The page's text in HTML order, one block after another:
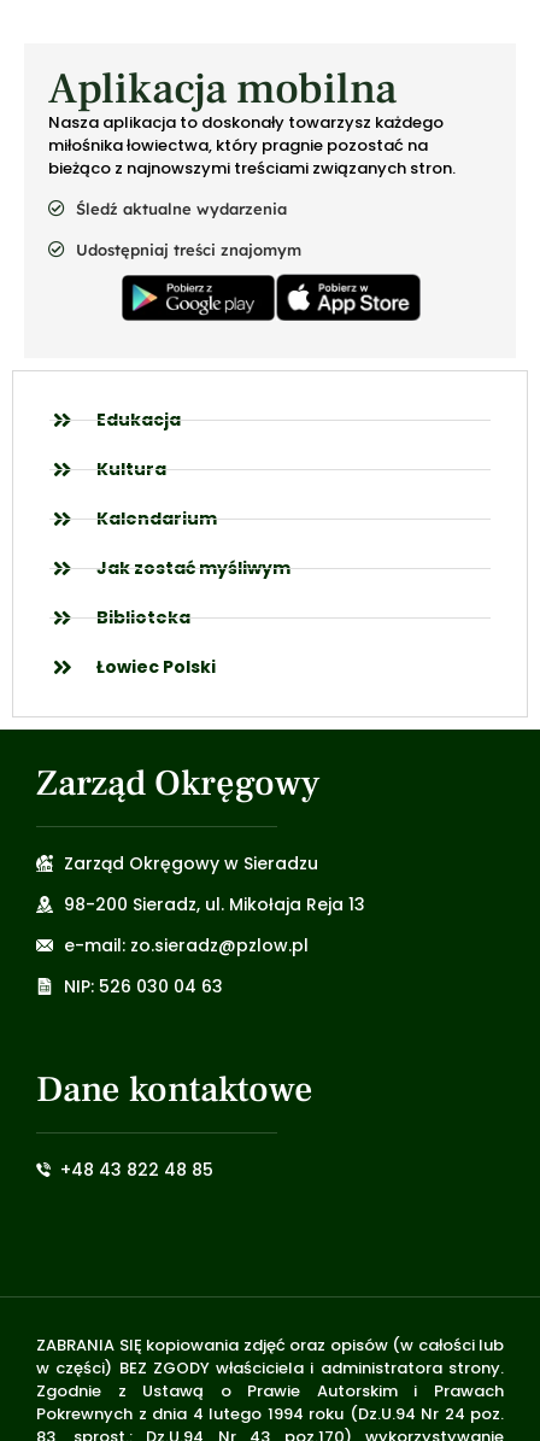
Aplikacja mobilna
Nasza aplikacja to doskonały towarzysz każdego
miłośnika łowiectwa, który pragnie pozostać na
bieżąco z najnowszymi treściami związanych stron.
Śledź aktualne wydarzenia
Udostępniaj treści znajomym
Edukacja
Kultura
Kalendarium
Jak zostać myśliwym
Biblioteka
Łowiec Polski
Zarząd Okręgowy
Zarząd Okręgowy w Sieradzu
98-200 Sieradz, ul. Mikołaja Reja 13
e-mail: zo.sieradz@pzlow.pl
NIP: 526 030 04 63
Dane kontaktowe
+48 43 822 48 85
ZABRANIA SIĘ kopiowania zdjęć oraz opisów (w całości lub
w części) BEZ ZGODY właściciela i administratora strony.
Zgodnie z Ustawą o Prawie Autorskim i Prawach
Pokrewnych z dnia 4 lutego 1994 roku (Dz.U.94 Nr 24 poz.